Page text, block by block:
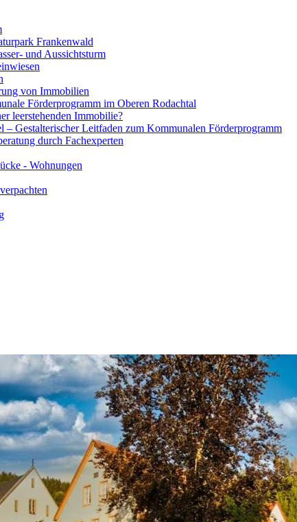
Frankenwald
und Aussichtsturm
von Immobilien
Förderprogramm im Oberen Rodachtal
leerstehenden Immobilie?
– Gestalterischer Leitfaden zum Kommunalen Förderprogramm
durch Fachexperten
- Wohnungen